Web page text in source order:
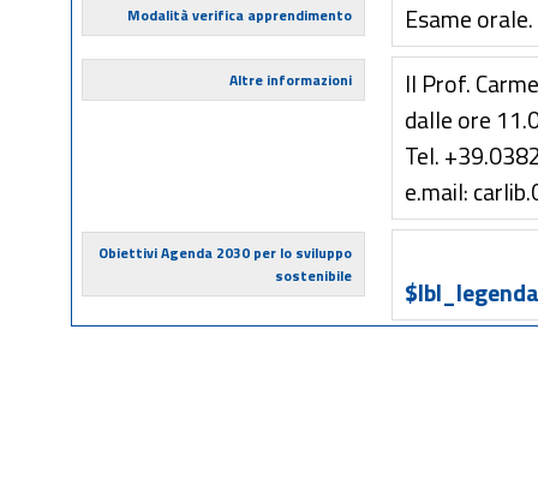
Modalità verifica apprendimento Esame orale.
Altre informazioni
Il Prof.
dalle ore
Tel.
e.mail:
Obiettivi Agenda 2030 per lo sviluppo
sostenibile